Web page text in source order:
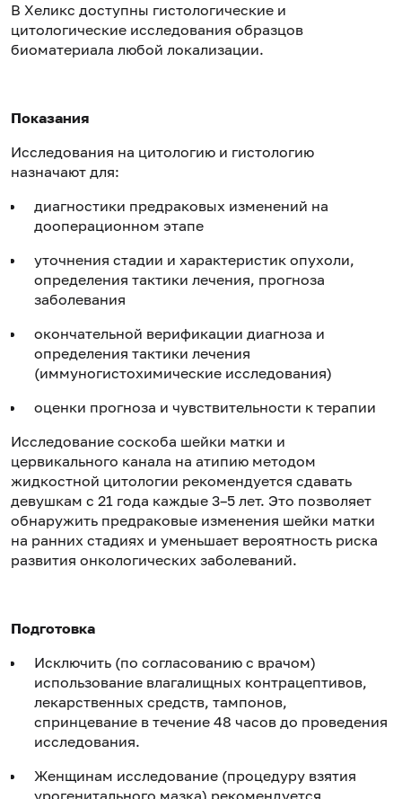
В Хеликс доступны гистологические и
цитологические исследования образцов
биоматериала любой локализации.
Показания
Исследования на цитологию и гистологию
назначают для:
диагностики предраковых изменений на
дооперационном этапе
уточнения стадии и характеристик опухоли,
определения тактики лечения, прогноза
заболевания
окончательной верификации диагноза и
определения тактики лечения
(иммуногистохимические исследования)
оценки прогноза и чувствительности к терапии
Исследование соскоба шейки матки и
цервикального канала на атипию методом
жидкостной цитологии рекомендуется сдавать
девушкам с 21 года каждые 3–5 лет. Это позволяет
обнаружить предраковые изменения шейки матки
на ранних стадиях и уменьшает вероятность риска
развития онкологических заболеваний.
Подготовка
Исключить (по согласованию с врачом)
использование влагалищных контрацептивов,
лекарственных средств, тампонов,
спринцевание в течение 48 часов до проведения
исследования.
Женщинам исследование (процедуру взятия